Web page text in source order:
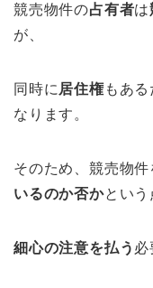
競売物件の占有者は
が、
同時に 居住権もある
なります。
そのため、競売物
いるのか否かという
細心の注意を払う 必